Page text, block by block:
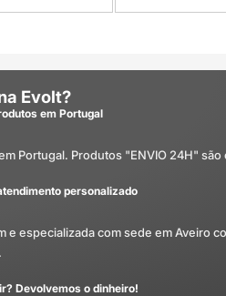
Evolt?
em Portugal
Portugal. Produtos "ENVIO 24H"
personalizado
e especializada com sede em Aveiro
Devolvemos o dinheiro!